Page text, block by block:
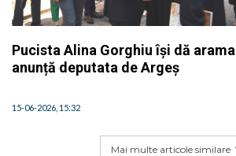
Pucista Alina Gorghiu își dă
anunță deputata de Argeș
15-06-2026, 15:32
Mai multe articole similare